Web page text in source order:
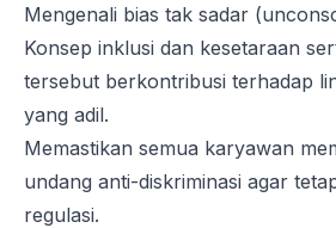
Mengenali bias tak sadar (
Konsep inklusi dan kesetaraan
tersebut berkontribusi terhadap
yang adil.
Memastikan semua karyawan
undang anti-diskriminasi agar
regulasi.